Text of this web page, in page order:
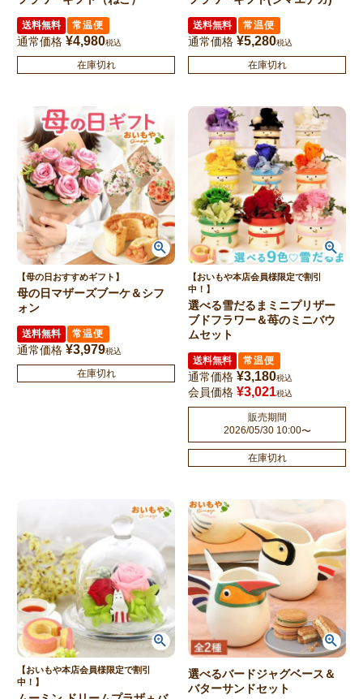
送料無料 常温便
通常価格 ¥4,980税込
在庫切れ
送料無料 常温便
通常価格 ¥5,280税込
在庫切れ
【母の日おすすめギフト】
母の日マザーズブーケ＆シフ
ォン
送料無料 常温便
通常価格 ¥3,979税込
在庫切れ
【おいもや本店会員様限定で割引
中！】
選べる雪だるまミニプリザー
ブドフラワー＆苺のミニバウ
ムセット
送料無料 常温便
通常価格 ¥3,180税込
会員価格 ¥3,021税込
販売期間
2026/05/30 10:00〜
在庫切れ
【おいもや本店会員様限定で割引
中！】
選べるバードジャグベース＆
バターサンドセット